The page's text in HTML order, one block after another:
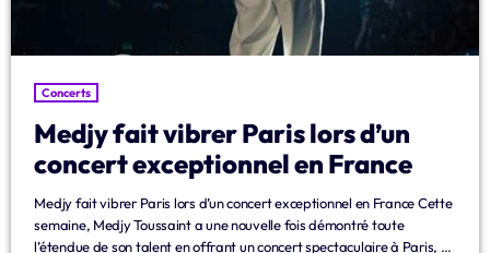
Production Radio SFM
20:00 - 22:00
TOP CHART
Concerts
Medjy fait vibrer Paris lors d’un
concert exceptionnel en France
Medjy fait vibrer Paris lors d’un concert exceptionnel en France Cette
semaine, Medjy Toussaint a une nouvelle fois démontré toute
l’étendue de son talent en offrant un concert spectaculaire à Paris, en